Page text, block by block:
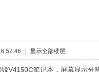
显示全部楼层
V4150C笔记本，屏幕显示